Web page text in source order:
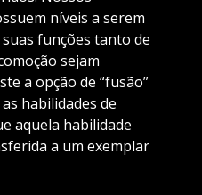
níveis a serem
funções tanto de
sejam
a opção de “fusão”
habilidades de
aquela habilidade
a um exemplar